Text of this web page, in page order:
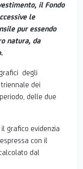
il Fondo
le
pur essendo
natura, da
degli
dei
delle due
il grafico evidenzia
con il
dal